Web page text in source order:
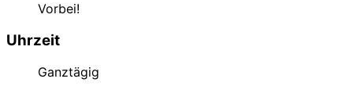
Vorbei!
Uhrzeit
Ganztägig